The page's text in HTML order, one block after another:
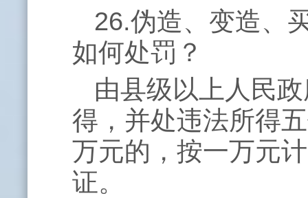
26.伪造、变造、
如何处罚？
由县级以上人民
得，并处违法所得
万元的，按一万元
证。